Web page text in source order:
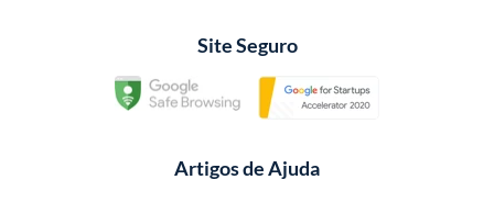
Site Seguro
Artigos de Ajuda